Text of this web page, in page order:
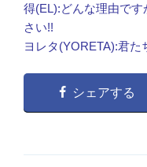
得(EL):どんな理由で
さい!!
ヨレタ(YORETA):君
シェアする